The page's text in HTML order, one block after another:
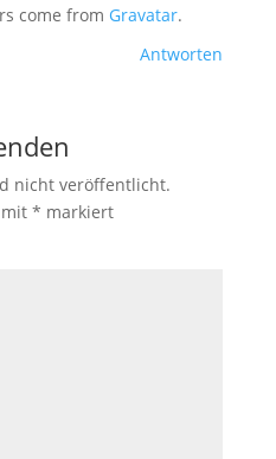
come from Gravatar.
Antworten
nicht veröffentlicht.
* markiert